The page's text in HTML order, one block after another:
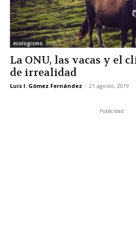
ecologismo
La ONU, las vacas y el
de irrealidad
Luis I. Gómez Fernández - 21 agosto, 2019
Publicidad